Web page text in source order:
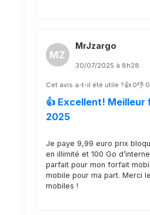
MZ
MrJzargo
30/07/2025 à 8h28
Cet avis a-t-il été utile ?👍 0👎 0
👍 Excellent!
2025
Je paye 9,99 euro prix
en illimité et 100 Go
parfait pour mon forfait
mobile pour ma part. Merci
mobiles !